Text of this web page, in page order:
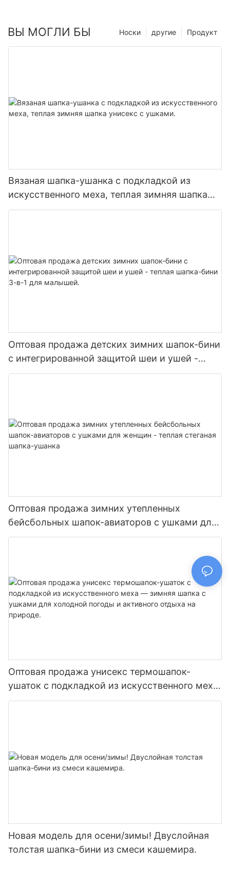
ВЫ МОГЛИ БЫ Продукт
другие
Носки
Вязаная шапка-ушанка с подкладкой из
искусственного меха, теплая зимняя шапка
унисекс с ушками.
Оптовая продажа детских зимних шапок-бини
с интегрированной защитой шеи и ушей -
теплая шапка-бини 3-в-1 для малышей.
Оптовая продажа зимних утепленных
бейсбольных шапок-авиаторов с ушками для
женщин - теплая стеганая шапка-ушанка
Оптовая продажа унисекс термошапок-
ушаток с подкладкой из искусственного меха
— зимняя шапка с ушками для холодной
Новая модель для осени/зимы! Двуслойная
толстая шапка-бини из смеси кашемира.